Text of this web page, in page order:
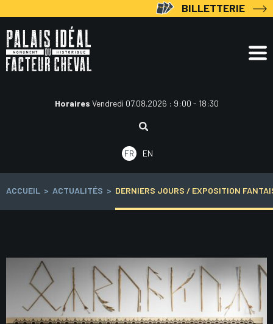
au
contenu
BILLETTERIE
Horaires Vendredi 07.08.2026 : 9:00 - 18:30
Rechercher
FR
EN
ACCUEIL > ACTUALITÉS > DERNIERS JOURS / EXPOSITION
des
articles